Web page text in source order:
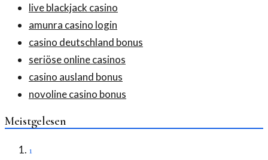
live blackjack casino
amunra casino login
casino deutschland bonus
seriöse online casinos
casino ausland bonus
novoline casino bonus
Meistgelesen
1